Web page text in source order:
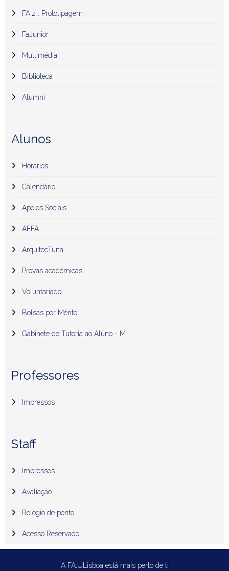
FA.z . Prototipagem
FaJúnior
Multimédia
Biblioteca
Alumni
Alunos
Horários
Calendário
Apoios Sociais
AEFA
ArquitecTuna
Provas académicas
Voluntariado
Bolsas por Mérito
Gabinete de Tutoria ao Aluno - M
Professores
Impressos
Staff
Impressos
Avaliação
Relógio de ponto
Acesso Reservado
A FA.ULisboa está mais perto de ti